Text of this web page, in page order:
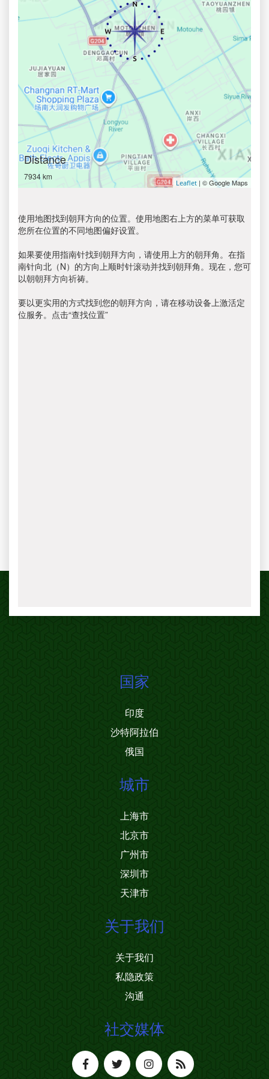
Distance
7934 km
Leaflet | © Google Maps
使用地图找到朝拜方向的位置。使用地图右上方的菜单可获取
您所在位置的不同地图偏好设置。
如果要使用指南针找到朝拜方向，请使用上方的朝拜角。在指
南针向北（N）的方向上顺时针滚动并找到朝拜角。现在，您可
以朝朝拜方向祈祷。
要以更实用的方式找到您的朝拜方向，请在移动设备上激活定
位服务。点击“查找位置”
国家
印度
沙特阿拉伯
俄国
城市
上海市
北京市
广州市
深圳市
天津市
关于我们
关于我们
私隐政策
沟通
社交媒体